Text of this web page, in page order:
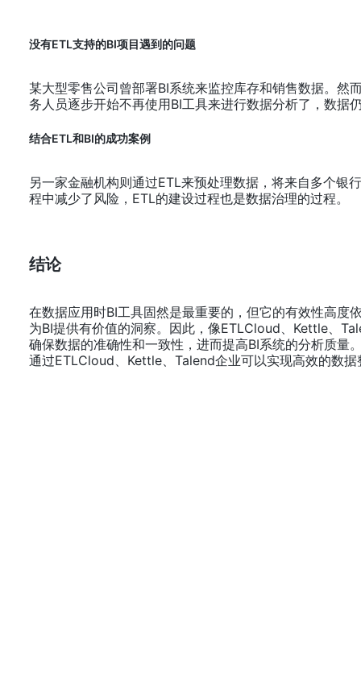
没有ETL支持的BI项目遇到的问题
某大型零售公司曾部署BI系统来监控库存和销售数据。然
务人员逐步开始不再使用BI工具来进行数据分析了，数据
结合ETL和BI的成功案例
另一家金融机构则通过ETL来预处理数据，将来自多个银
程中减少了风险，ETL的建设过程也是数据治理的过程。
结论
在数据应用时BI工具固然是最重要的，但它的有效性高度
为BI提供有价值的洞察。因此，像ETLCloud、Kettle、
确保数据的准确性和一致性，进而提高BI系统的分析质量
通过ETLCloud、Kettle、Talend企业可以实现高效的数